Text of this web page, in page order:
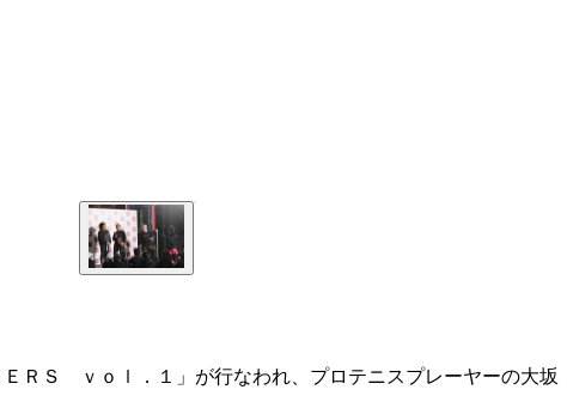
Ｓ ｖｏｌ．１」が行なわれ、プロテニスプレーヤーの大坂